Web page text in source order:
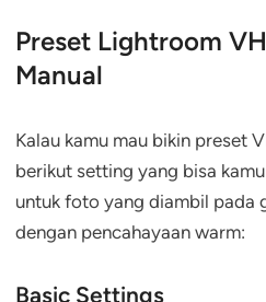
Preset Lightroom
Manual
Kalau kamu mau bikin preset
berikut setting yang bisa
untuk foto yang diambil pada
dengan pencahayaan warm:
Basic Settings